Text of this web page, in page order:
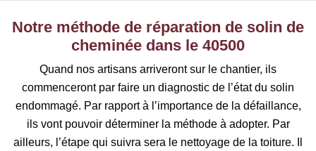
Notre méthode de réparation de solin de
cheminée dans le 40500
Quand nos artisans arriveront sur le chantier, ils
commenceront par faire un diagnostic de l’état du solin
endommagé. Par rapport à l’importance de la défaillance,
ils vont pouvoir déterminer la méthode à adopter. Par
ailleurs, l’étape qui suivra sera le nettoyage de la toiture. Il